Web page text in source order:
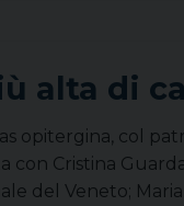
alta di
opitergina, col
con Cristina
del Veneto;